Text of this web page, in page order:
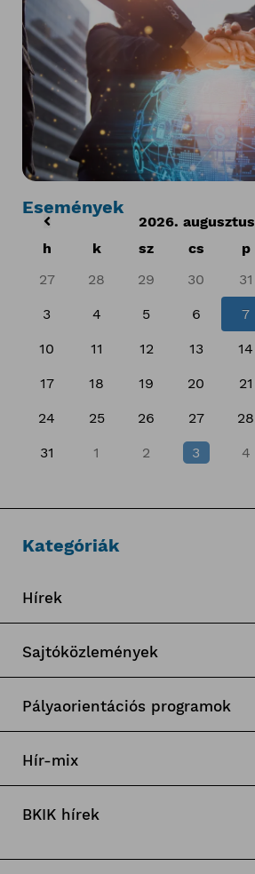
Események
2026. augusztus
h
k sz cs p
27
28 29 30 31
3 4 5 6 7
10 11 12 13 14
17 18 19 20 21
24 25 26 27 28
31 1 2 3 4
Kategóriák
Hírek
Sajtóközlemények
Pályaorientációs programok
Hír-mix
BKIK hírek